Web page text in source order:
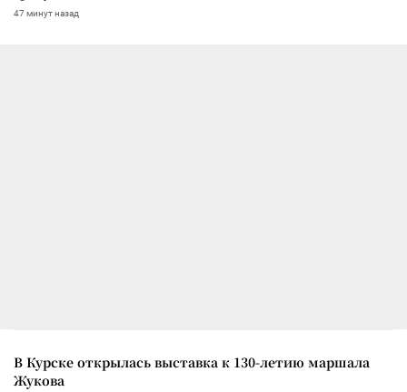
47 минут назад
В Курске открылась выставка к 130-летию маршала
Жукова